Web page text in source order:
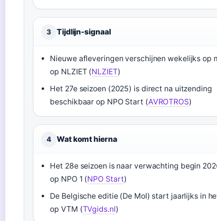
3 Tijdlijn-signaal
Nieuwe afleveringen verschijnen wekelijks op
op NLZIET (NLZIET)
Het 27e seizoen (2025) is direct na uitzending
beschikbaar op NPO Start (AVROTROS)
4 Wat komt hierna
Het 28e seizoen is naar verwachting begin
op NPO 1 (NPO Start)
De Belgische editie (De Mol) start jaarlijks in
op VTM (TVgids.nl)